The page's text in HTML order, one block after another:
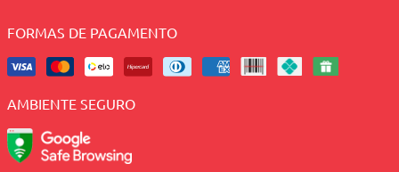
FORMAS DE PAGAMENTO
AMBIENTE SEGURO